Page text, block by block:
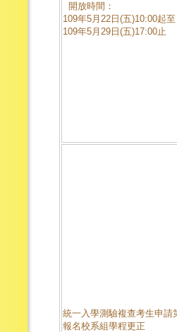
開放時間：
109年5月22日(五)10:00起至
109年5月29日(五)17:00止
統一入學測驗複查考生申請
報名校系組學程更正